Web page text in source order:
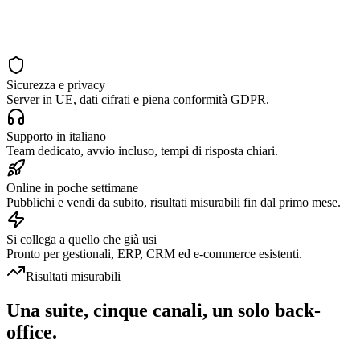
Sicurezza e privacy
Server in UE, dati cifrati e piena conformità GDPR.
Supporto in italiano
Team dedicato, avvio incluso, tempi di risposta chiari.
Online in poche settimane
Pubblichi e vendi da subito, risultati misurabili fin dal primo mese.
Si collega a quello che già usi
Pronto per gestionali, ERP, CRM ed e-commerce esistenti.
Risultati misurabili
Una suite, cinque canali, un solo back-
office.